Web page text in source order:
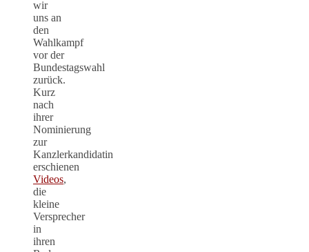
wir
uns an
den
Wahlkampf
vor der
Bundestagswahl
zurück.
Kurz
nach
ihrer
Nominierung
zur
Kanzlerkandidatin
erschienen
Videos,
die
kleine
Versprecher
in
ihren